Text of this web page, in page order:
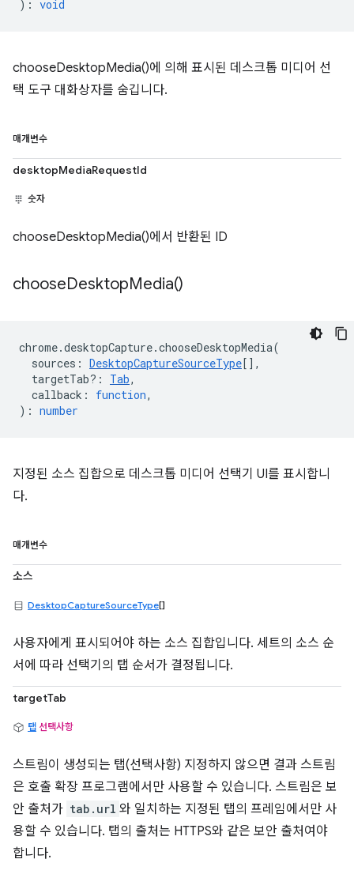
) : void
chooseDesktopMedia()에 의해 표시된 데스크톱 미디어 선
택 도구 대화상자를 숨깁니다.
매개변수
desktopMediaRequestId
숫자
chooseDesktopMedia()에서 반환된 ID
chooseDesktopMedia()
chrome.desktopCapture.chooseDesktopMedia(
sources : DesktopCaptureSourceType[],
targetTab? : Tab,
callback : function,
) : number
지정된 소스 집합으로 데스크톱 미디어 선택기 UI를 표시합니
다.
매개변수
소스
DesktopCaptureSourceType[]
사용자에게 표시되어야 하는 소스 집합입니다. 세트의 소스 순
서에 따라 선택기의 탭 순서가 결정됩니다.
targetTab
탭 선택사항
스트림이 생성되는 탭(선택사항) 지정하지 않으면 결과 스트림
은 호출 확장 프로그램에서만 사용할 수 있습니다. 스트림은 보
안 출처가 tab.url 와 일치하는 지정된 탭의 프레임에서만 사
용할 수 있습니다. 탭의 출처는 HTTPS와 같은 보안 출처여야
합니다.